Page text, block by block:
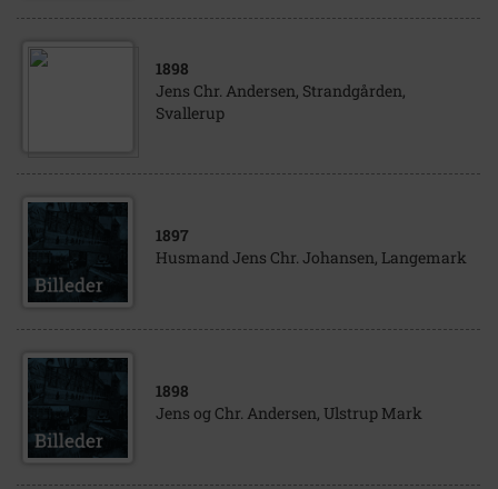
1898
Jens Chr. Andersen, Strandgården,
Svallerup
1897
Husmand Jens Chr. Johansen, Langemark
1898
Jens og Chr. Andersen, Ulstrup Mark